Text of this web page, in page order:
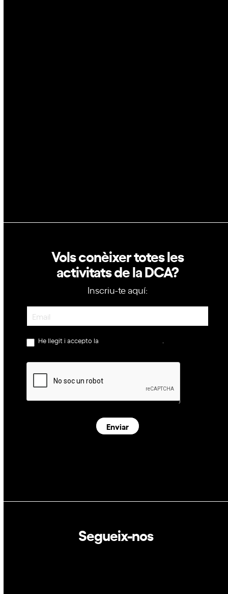
Vols conèixer totes les
activitats de la DCA?
Inscriu-te aquí:
Newsletter
He llegit i accepto la política de privacitat.
Enviar
Segueix-nos